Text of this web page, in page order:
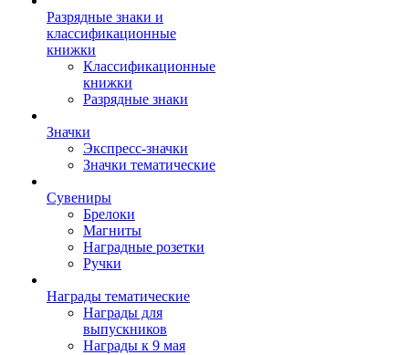
Разрядные знаки и
классификационные
книжки
Классификационные
книжки
Разрядные знаки
Значки
Экспресс-значки
Значки тематические
Сувениры
Брелоки
Магниты
Наградные розетки
Ручки
Награды тематические
Награды для
выпускников
Награды к 9 мая